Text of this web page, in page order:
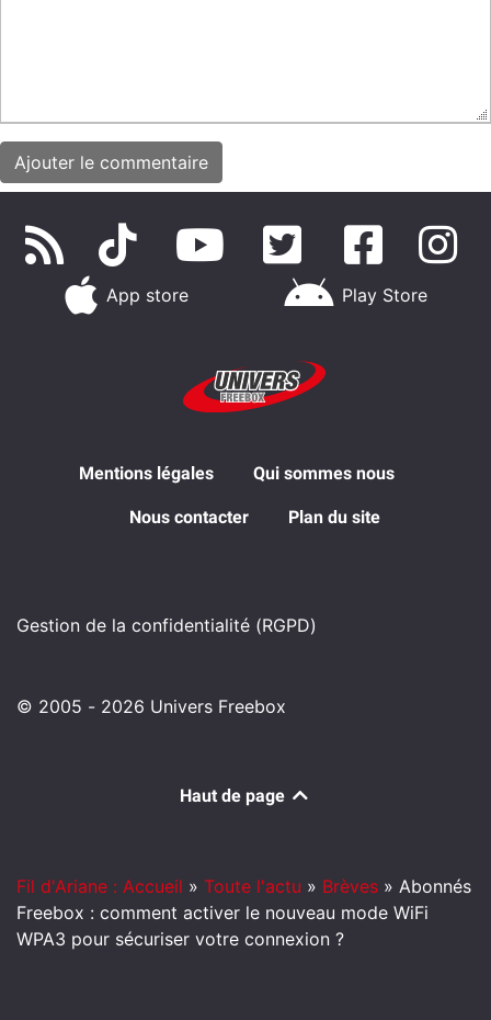
App store Play Store
Mentions légales Qui sommes nous
Nous contacter Plan du site
Gestion de la confidentialité (RGPD)
© 2005 - 2026 Univers Freebox
Haut de page
Fil d'Ariane : Accueil » Toute l'actu » Brèves » Abonnés
Freebox : comment activer le nouveau mode WiFi
WPA3 pour sécuriser votre connexion ?